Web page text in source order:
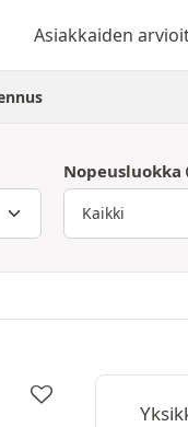
Asiakkaiden
Nopeusluokka